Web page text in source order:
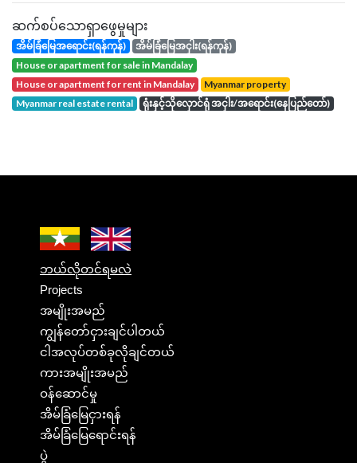
ဆက်စပ်သောရှာဖွေမှုများ
အိမ်ခြံမြေအရောင်း(ရန်ကုန်)
အိမ်ခြံမြေအငှါး(ရန်ကုန်)
house or apartment for sale in Mandalay
house or apartment for rent in Mandalay
Myanmar property
Myanmar real estate rental
ရုံးနှင့်သိုလှောင်ရုံ အငှါး/အရောင်း(နေပြည်တော်)
ဘယ်လိုတင်ရမလဲ
Projects
အမျိုးအမည်
ကျွန်တော်ငှားချင်ပါတယ်
ငါအလုပ်တစ်ခုလိုချင်တယ်
ကားအမျိုးအမည်
ဝန်ဆောင်မှု
အိမ်ခြံမြေငှားရန်
အိမ်ခြံမြေရောင်းရန်
ပွဲ